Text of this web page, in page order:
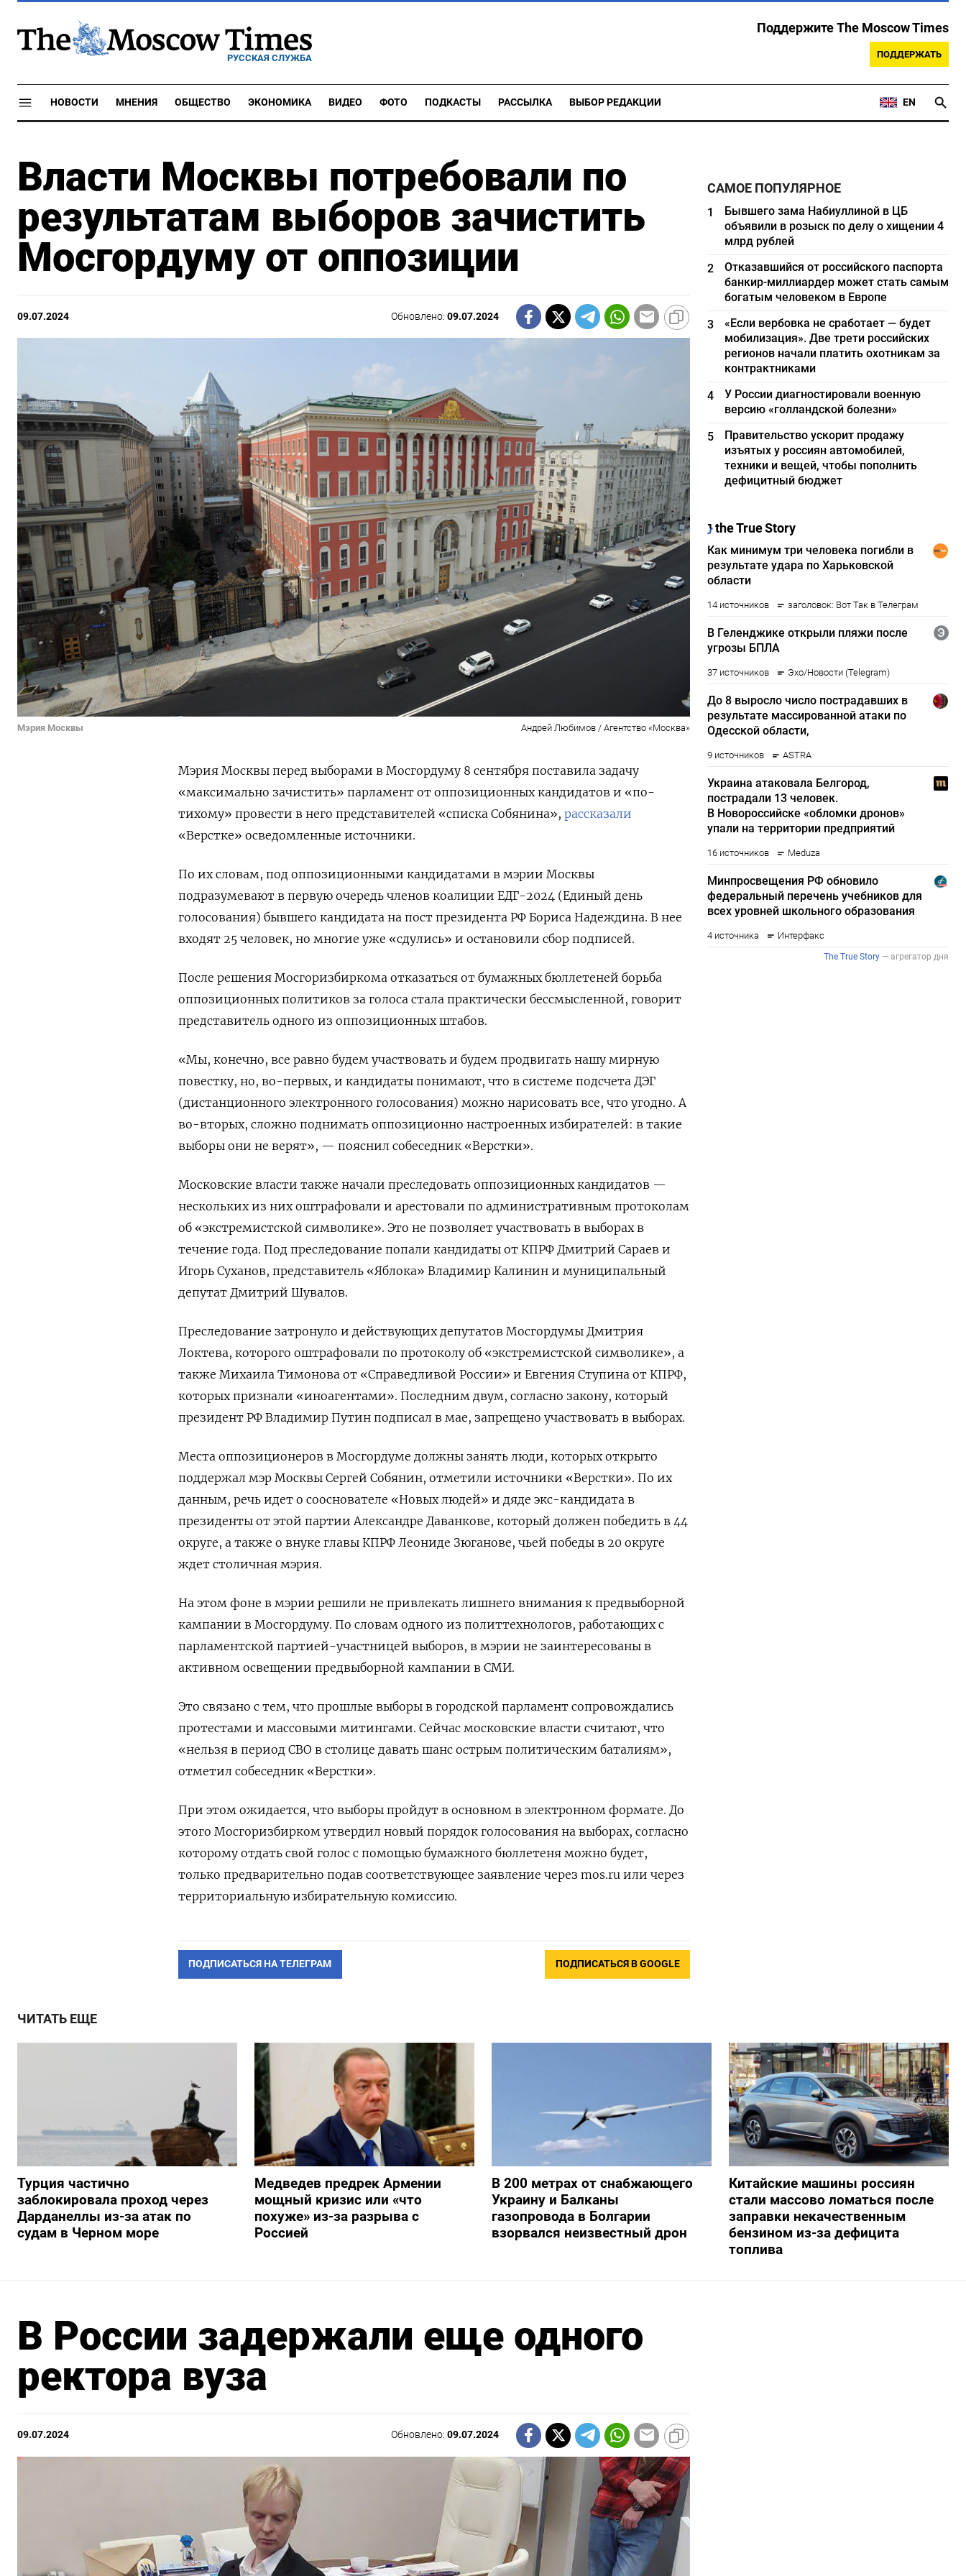
РУССКАЯ СЛУЖБА
Поддержите The Moscow Times
ПОДДЕРЖАТЬ
НОВОСТИ МНЕНИЯ ОБЩЕСТВО ЭКОНОМИКА ВИДЕО ФОТО ПОДКАСТЫ РАССЫЛКА ВЫБОР РЕДАКЦИИ EN
Власти Москвы потребовали по
результатам выборов зачистить
Мосгордуму от оппозиции
09.07.2024 Обновлено:09.07.2024
Мэрия Москвы Андрей Любимов / Агентство «Москва»
Мэрия Москвы перед выборами в Мосгордуму 8 сентября поставила задачу
«максимально зачистить» парламент от оппозиционных кандидатов и «по-
тихому» провести в него представителей «списка Собянина», рассказали
«Верстке» осведомленные источники.
По их словам, под оппозиционными кандидатами в мэрии Москвы
подразумевают в первую очередь членов коалиции ЕДГ-2024 (Единый день
голосования) бывшего кандидата на пост президента РФ Бориса Надеждина. В нее
входят 25 человек, но многие уже «сдулись» и остановили сбор подписей.
После решения Мосгоризбиркома отказаться от бумажных бюллетеней борьба
оппозиционных политиков за голоса стала практически бессмысленной, говорит
представитель одного из оппозиционных штабов.
«Мы, конечно, все равно будем участвовать и будем продвигать нашу мирную
повестку, но, во-первых, и кандидаты понимают, что в системе подсчета ДЭГ
(дистанционного электронного голосования) можно нарисовать все, что угодно. А
во-вторых, сложно поднимать оппозиционно настроенных избирателей: в такие
выборы они не верят», — пояснил собеседник «Верстки».
Московские власти также начали преследовать оппозиционных кандидатов —
нескольких из них оштрафовали и арестовали по административным протоколам
об «экстремистской символике». Это не позволяет участвовать в выборах в
течение года. Под преследование попали кандидаты от КПРФ Дмитрий Сараев и
Игорь Суханов, представитель «Яблока» Владимир Калинин и муниципальный
депутат Дмитрий Шувалов.
Преследование затронуло и действующих депутатов Мосгордумы Дмитрия
Локтева, которого оштрафовали по протоколу об «экстремистской символике», а
также Михаила Тимонова от «Справедливой России» и Евгения Ступина от КПРФ,
которых признали «иноагентами». Последним двум, согласно закону, который
президент РФ Владимир Путин подписал в мае, запрещено участвовать в выборах.
Места оппозиционеров в Мосгордуме должны занять люди, которых открыто
поддержал мэр Москвы Сергей Собянин, отметили источники «Верстки». По их
данным, речь идет о сооснователе «Новых людей» и дяде экс-кандидата в
президенты от этой партии Александре Даванкове, который должен победить в 44
округе, а также о внуке главы КПРФ Леониде Зюганове, чьей победы в 20 округе
ждет столичная мэрия.
На этом фоне в мэрии решили не привлекать лишнего внимания к предвыборной
кампании в Мосгордуму. По словам одного из политтехнологов, работающих с
парламентской партией-участницей выборов, в мэрии не заинтересованы в
активном освещении предвыборной кампании в СМИ.
Это связано с тем, что прошлые выборы в городской парламент сопровождались
протестами и массовыми митингами. Сейчас московские власти считают, что
«нельзя в период СВО в столице давать шанс острым политическим баталиям»,
отметил собеседник «Верстки».
При этом ожидается, что выборы пройдут в основном в электронном формате. До
этого Мосгоризбирком утвердил новый порядок голосования на выборах, согласно
которому отдать свой голос с помощью бумажного бюллетеня можно будет,
только предварительно подав соответствующее заявление через mos.ru или через
территориальную избирательную комиссию.
ПОДПИСАТЬСЯ НА ТЕЛЕГРАМ ПОДПИСАТЬСЯ В GOOGLE
САМОЕ ПОПУЛЯРНОЕ
1
Бывшего зама Набиуллиной в ЦБ
объявили в розыск по делу о хищении 4
млрд рублей
2
Отказавшийся от российского паспорта
банкир-миллиардер может стать самым
богатым человеком в Европе
3
«Если вербовка не сработает — будет
мобилизация». Две трети российских
регионов начали платить охотникам за
контрактниками
4
У России диагностировали военную
версию «голландской болезни»
5
Правительство ускорит продажу
изъятых у россиян автомобилей,
техники и вещей, чтобы пополнить
дефицитный бюджет
ЧИТАТЬ ЕЩЕ
Турция частично
заблокировала проход через
Дарданеллы из-за атак по
судам в Черном море
Медведев предрек Армении
мощный кризис или «что
похуже» из-за разрыва с
Россией
В 200 метрах от снабжающего
Украину и Балканы
газопровода в Болгарии
взорвался неизвестный дрон
Китайские машины россиян
стали массово ломаться после
заправки некачественным
бензином из-за дефицита
топлива
В России задержали еще одного
ректора вуза
09.07.2024 Обновлено:09.07.2024